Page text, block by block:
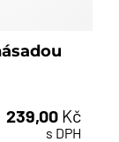
239,00 Kč
s DPH